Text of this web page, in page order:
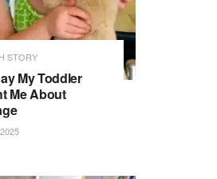
STORY
My Toddler
Me About